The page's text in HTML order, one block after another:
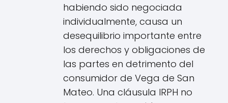
habiendo sido negociada
individualmente, causa un
desequilibrio importante entre
los derechos y obligaciones de
las partes en detrimento del
consumidor de Vega de San
Mateo. Una cláusula IRPH no